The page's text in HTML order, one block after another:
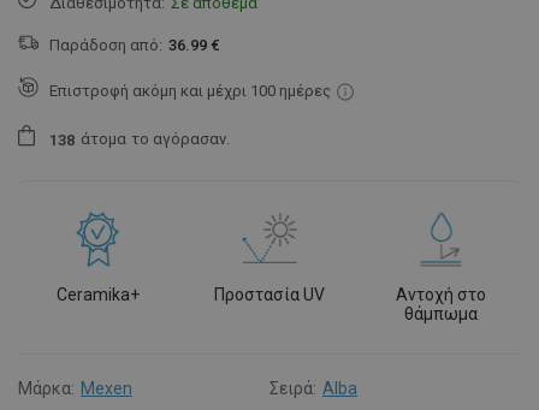
Παράδοση από: 36.99 €
Επιστροφή ακόμη και μέχρι 100 ημέρες
1 38 άτομα το αγόρασαν.
Ceramika+ Προστασία UV
Αντοχή στο
θάμπωμα
Μάρκα: Mexen Σειρά: Alba